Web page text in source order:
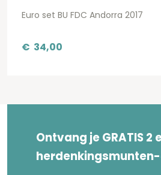
Euro set BU FDC Andorra 2017
€ 34,00
Ontvang je GRATIS 2